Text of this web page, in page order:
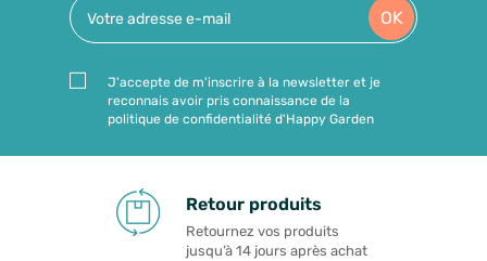
OK
J'accepte de m'inscrire à la newsletter et je
reconnais avoir pris connaissance de la
politique de confidentialité d'Happy Garden
Retour produits
Retournez vos produits
jusqu’à 14 jours après achat